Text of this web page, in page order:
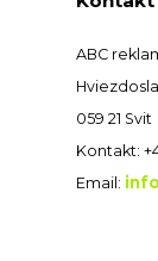
ABC
059 21 Svit
Kontakt:
Email: